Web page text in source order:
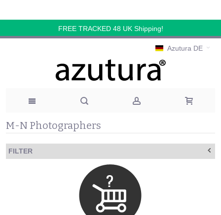
FREE TRACKED 48 UK Shipping!
Azutura DE
M-N Photographers
FILTER